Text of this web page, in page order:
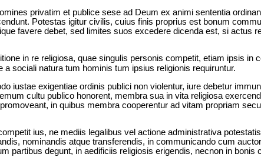
privatim et publice sese ad Deum ex animi sententia
Potestas igitur civilis, cuius finis proprius est bonum
favere debet, sed limites suos excedere dicenda est, si actus
in re religiosa, quae singulis personis competit, etiam ipsis in
sociali natura tum hominis tum ipsius religionis requiruntur.
iustae exigentiae ordinis publici non violentur, iure debetur
cultu publico honorent, membra sua in vita religiosa
in quibus membra cooperentur ad vitam propriam
ius, ne mediis legalibus vel actione administrativa
nominandis atque transferendis, in communicando cum
partibus degunt, in aedificiis religiosis erigendis, necnon in bonis